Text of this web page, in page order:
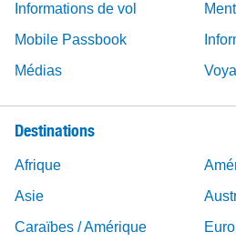
Informations de vol
Mobile Passbook
Médias
Destinations
Afrique
Asie
Caraïbes / Amérique